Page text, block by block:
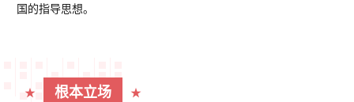
国的指导思想。
★ 根本立场 ★